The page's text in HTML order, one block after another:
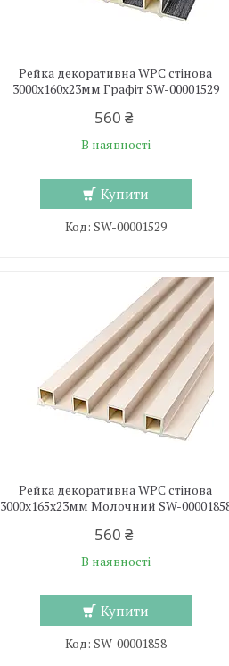
Рейка декоративна WPC стінова
3000х160х23мм Графіт SW-00001529
560 ₴
В наявності
Купити
SW-00001529
Рейка декоративна WPC стінова
3000х165х23мм Молочний SW-
560 ₴
В наявності
Купити
SW-00001858